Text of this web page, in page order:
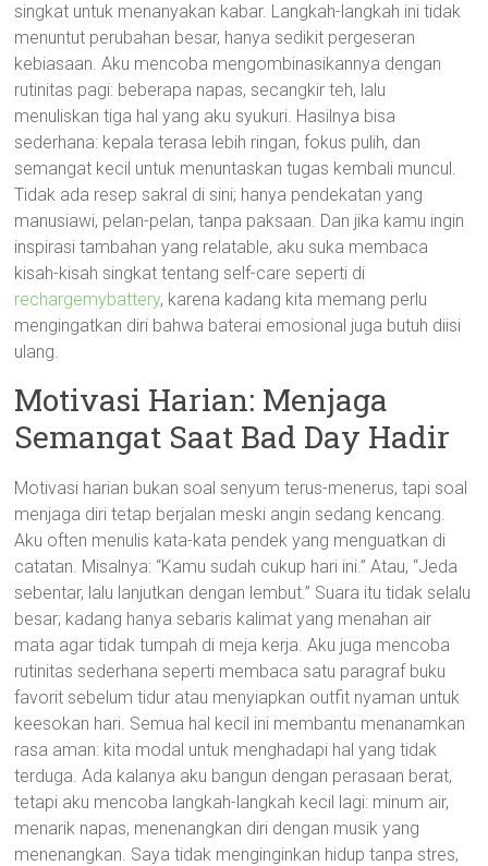
singkat untuk menanyakan kabar. Langkah-langkah ini tidak
menuntut perubahan besar, hanya sedikit pergeseran
kebiasaan. Aku mencoba mengombinasikannya dengan
rutinitas pagi: beberapa napas, secangkir teh, lalu
menuliskan tiga hal yang aku syukuri. Hasilnya bisa
sederhana: kepala terasa lebih ringan, fokus pulih, dan
semangat kecil untuk menuntaskan tugas kembali muncul.
Tidak ada resep sakral di sini; hanya pendekatan yang
manusiawi, pelan-pelan, tanpa paksaan. Dan jika kamu ingin
inspirasi tambahan yang relatable, aku suka membaca
kisah-kisah singkat tentang self-care seperti di
rechargemybattery, karena kadang kita memang perlu
mengingatkan diri bahwa baterai emosional juga butuh diisi
ulang.
Motivasi Harian: Menjaga
Semangat Saat Bad Day Hadir
Motivasi harian bukan soal senyum terus-menerus, tapi soal
menjaga diri tetap berjalan meski angin sedang kencang.
Aku often menulis kata-kata pendek yang menguatkan di
catatan. Misalnya: “Kamu sudah cukup hari ini.” Atau, “Jeda
sebentar, lalu lanjutkan dengan lembut.” Suara itu tidak selalu
besar; kadang hanya sebaris kalimat yang menahan air
mata agar tidak tumpah di meja kerja. Aku juga mencoba
rutinitas sederhana seperti membaca satu paragraf buku
favorit sebelum tidur atau menyiapkan outfit nyaman untuk
keesokan hari. Semua hal kecil ini membantu menanamkan
rasa aman: kita modal untuk menghadapi hal yang tidak
terduga. Ada kalanya aku bangun dengan perasaan berat,
tetapi aku mencoba langkah-langkah kecil lagi: minum air,
menarik napas, menenangkan diri dengan musik yang
menenangkan. Saya tidak menginginkan hidup tanpa stres,